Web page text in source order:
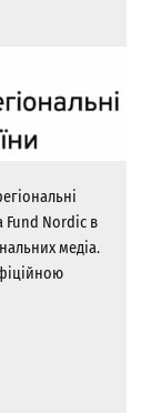
Fund Nordic в
медіа.